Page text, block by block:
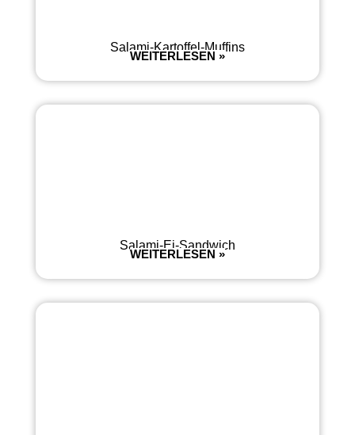
Salami-Kartoffel-Muffins
WEITERLESEN »
Salami-Ei-Sandwich
WEITERLESEN »